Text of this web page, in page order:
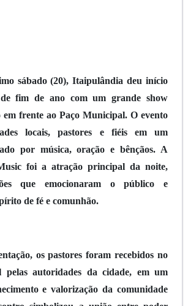
sábado (20), Itaipulândia deu início
de fim de ano com um grande show
em frente ao Paço Municipal. O evento
locais, pastores e fiéis em um
por música, oração e bênçãos. A
foi a atração principal da noite,
que emocionaram o público e
de fé e comunhão.
os pastores foram recebidos no
pelas autoridades da cidade, em um
e valorização da comunidade